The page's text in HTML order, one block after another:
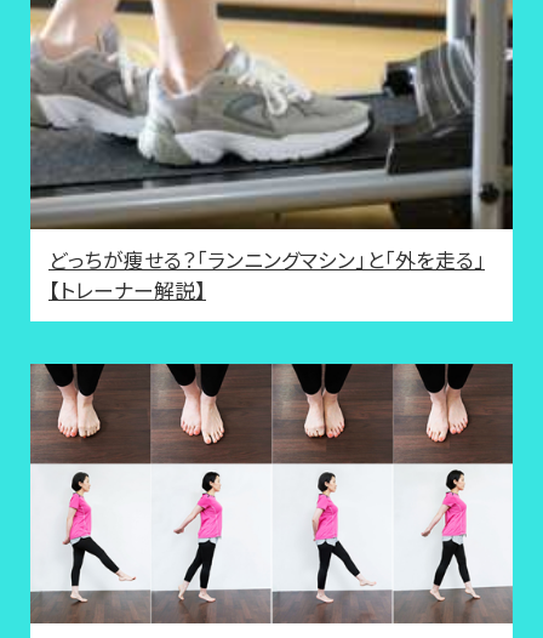
どっちが痩せる？「ランニングマシン」と「外を走る」
【トレーナー解説】